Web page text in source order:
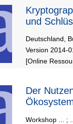
und
Deutschland,
Version 2014-
[Online
Der Nutzen von Ökonomie und
Workshop ... ;